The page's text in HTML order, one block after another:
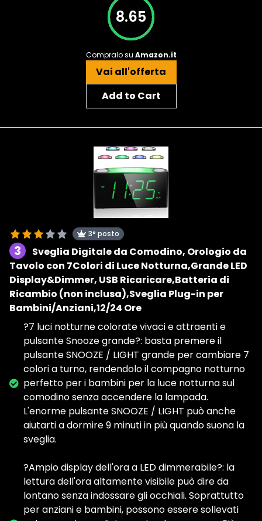
8.65
Compralo su Amazon.it
Vai all'offerta
Add to Cart
3° posto
3
Sveglia Digitale da Comodino, Orologio da
Tavolo con 7Colori di Luce Notturna,Grande LED
Display&Dimmer, USB Ricaricare,Batteria di
Ricambio (non inclusa),Sveglia Plug-in per
Bambini/Anziani,12/24 Ore
?7 luci notturne colorate vivaci e attraenti e
pulsante Snooze grande?: basta premere il
pulsante SNOOZE / LIGHT grande per cambiare 7
colori a turno, rendendolo il compagno notturno
perfetto per i bambini per la luce notturna sul
comodino senza accendere la lampada.
L'enorme pulsante SNOOZE / LIGHT può anche
aiutarti a dormire 9 minuti in più quando suona la
sveglia.
?Ampio display dell'ora a LED dimmerabile?: la
lettura dell'ora altamente visibile può dire da
lontano senza indossare gli occhiali. Soprattutto
per anziani e bambini, possono essere sollevati